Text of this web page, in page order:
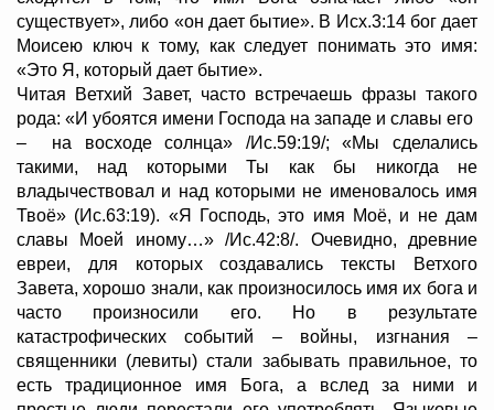
существует», либо «он дает бытие». В Исх.3:14 бог дает
Моисею ключ к тому, как следует понимать это имя:
«Это Я, который дает бытие».
Читая Ветхий Завет, часто встречаешь фразы такого
рода: «И убоятся имени Господа на западе и славы его
– на восходе солнца» /Ис.59:19/; «Мы сделались
такими, над которыми Ты как бы никогда не
владычествовал и над которыми не именовалось имя
Твоё» (Ис.63:19). «Я Господь, это имя Моё, и не дам
славы Моей иному…» /Ис.42:8/. Очевидно, древние
евреи, для которых создавались тексты Ветхого
Завета, хорошо знали, как произносилось имя их бога и
часто произносили его. Но в результате
катастрофических событий – войны, изгнания –
священники (левиты) cтали забывать правильное, то
есть традиционное имя Бога, а вслед за ними и